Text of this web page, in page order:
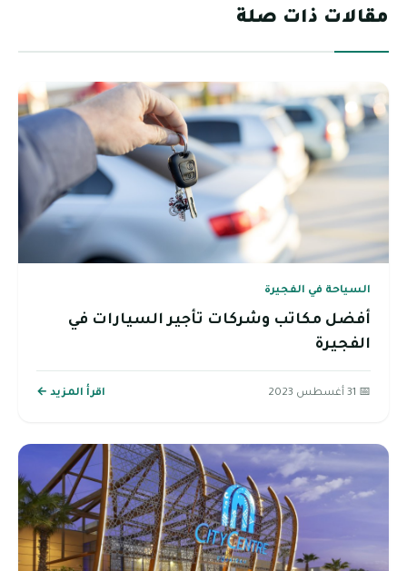
مقالات ذات صلة
السياحة في الفجيرة
أفضل مكاتب وشركات تأجير السيارات في
الفجيرة
📅 31 أغسطس 2023 اقرأ المزيد ←